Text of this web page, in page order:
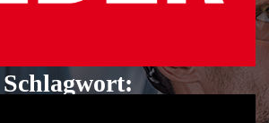
Schlagwort: